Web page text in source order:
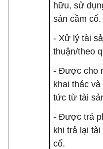
hữu, sử
sản cầm cố.
- Xử lý tài
thuận/theo
- Được cho
khai thác
tức từ tài
- Được trả
khi trả lại
cố.